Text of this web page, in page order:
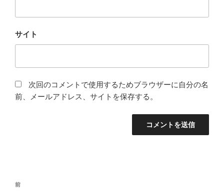
サイト
次回のコメントで使用するためブラウザーに自分の名
前、メールアドレス、サイトを保存する。
投
過
前